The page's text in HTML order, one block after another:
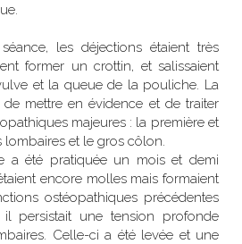
les déjections étaient très
former un crottin, et salissaient
et la queue de la pouliche. La
mettre en évidence et de traiter
majeures : la première et
lombaires et le gros côlon.
a été pratiquée un mois et demi
encore molles mais formaient
ostéopathiques précédentes
persistait une tension profonde
Celle-ci a été levée et une